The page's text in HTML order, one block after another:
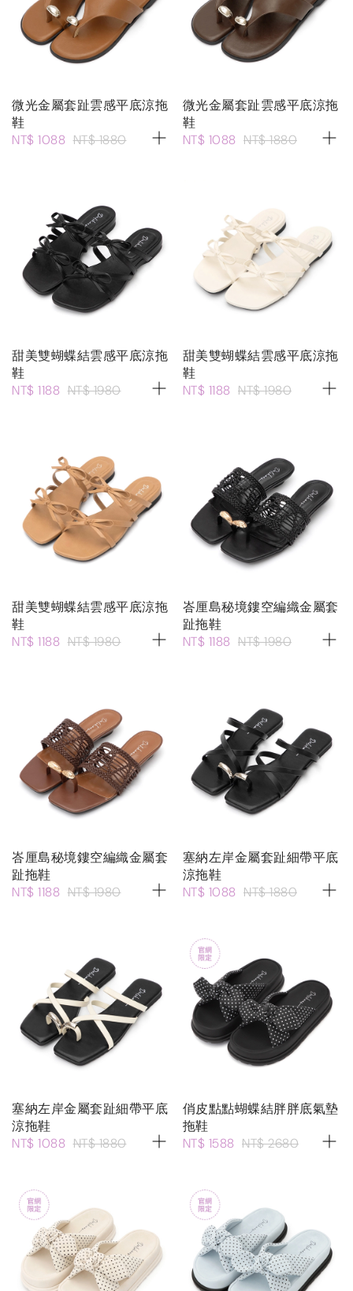
微光金屬套趾雲感平底涼拖
鞋
NT$ 1088 NT$ 1880
微光金屬套趾雲感平底涼拖
鞋
NT$ 1088 NT$ 1880
甜美雙蝴蝶結雲感平底涼拖
鞋
NT$ 1188 NT$ 1980
甜美雙蝴蝶結雲感平底涼拖
鞋
NT$ 1188 NT$ 1980
甜美雙蝴蝶結雲感平底涼拖
鞋
NT$ 1188 NT$ 1980
峇厘島秘境鏤空編織金屬套
趾拖鞋
NT$ 1188 NT$ 1980
峇厘島秘境鏤空編織金屬套
趾拖鞋
NT$ 1188 NT$ 1980
塞納左岸金屬套趾細帶平底
涼拖鞋
NT$ 1088 NT$ 1880
塞納左岸金屬套趾細帶平底
涼拖鞋
NT$ 1088 NT$ 1880
俏皮點點蝴蝶結胖胖底氣墊
拖鞋
NT$ 1588 NT$ 2680